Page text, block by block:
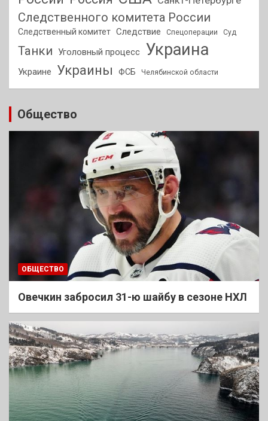
Следственного комитета России
Следственный комитет Следствие Спецоперации Суд
Танки Уголовный процесс Украина
Украине Украины ФСБ Челябинской области
Общество
ОБЩЕСТВО
Овечкин забросил 31-ю шайбу в сезоне НХЛ